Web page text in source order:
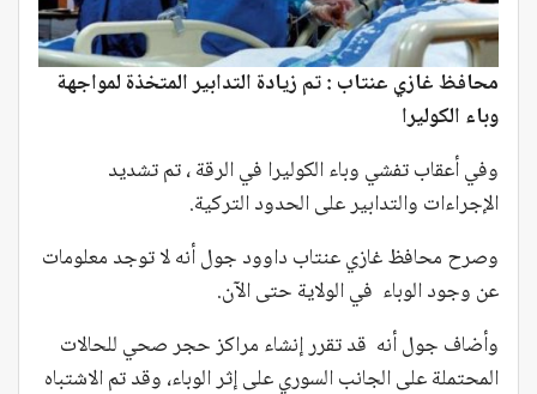
محافظ غازي عنتاب : تم زيادة التدابير المتخذة لمواجهة
وباء الكوليرا
وفي أعقاب تفشي وباء الكوليرا في الرقة ، تم تشديد
الإجراءات والتدابير على الحدود التركية.
وصرح محافظ غازي عنتاب داوود جول أنه لا توجد معلومات
عن وجود الوباء في الولاية حتى الآن.
وأضاف جول أنه قد تقرر إنشاء مراكز حجر صحي للحالات
المحتملة على الجانب السوري على إثر الوباء، وقد تم الاشتباه